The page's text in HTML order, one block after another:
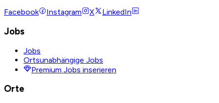
Facebook
Instagram X LinkedIn
Jobs
Jobs
Ortsunabhängige Jobs
Premium Jobs inserieren
Orte